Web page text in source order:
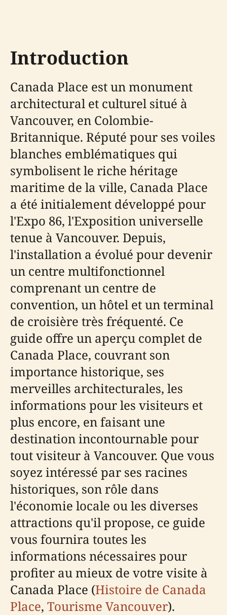
Introduction
Canada Place est un monument
architectural et culturel situé à
Vancouver, en Colombie-
Britannique. Réputé pour ses voiles
blanches emblématiques qui
symbolisent le riche héritage
maritime de la ville, Canada Place
a été initialement développé pour
l'Expo 86, l'Exposition universelle
tenue à Vancouver. Depuis,
l'installation a évolué pour devenir
un centre multifonctionnel
comprenant un centre de
convention, un hôtel et un terminal
de croisière très fréquenté. Ce
guide offre un aperçu complet de
Canada Place, couvrant son
importance historique, ses
merveilles architecturales, les
informations pour les visiteurs et
plus encore, en faisant une
destination incontournable pour
tout visiteur à Vancouver. Que vous
soyez intéressé par ses racines
historiques, son rôle dans
l'économie locale ou les diverses
attractions qu'il propose, ce guide
vous fournira toutes les
informations nécessaires pour
profiter au mieux de votre visite à
Canada Place (Histoire de Canada
Place, Tourisme Vancouver).